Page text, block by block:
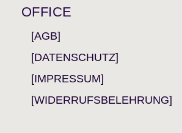
OFFICE
[AGB]
[DATENSCHUTZ]
[IMPRESSUM]
[WIDERRUFSBELEHRUNG]